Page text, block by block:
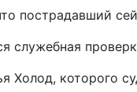
пострадавший
служебная
Холод, которого